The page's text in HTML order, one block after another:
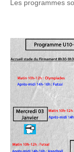
Les programmes